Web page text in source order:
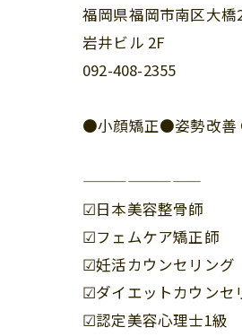
福岡県福岡市南区大橋
岩井ビル 2F
092-408-2355
●小顔矯正●姿勢改
————————
☑︎日本美容整骨師
☑︎フェムケア矯正師
☑︎妊活カウンセリング
☑︎ダイエットカウンセ
☑︎認定美容心理士1級